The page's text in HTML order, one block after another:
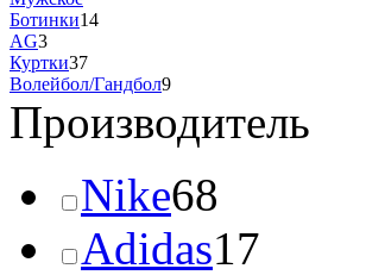
Ботинки14
AG3
Куртки37
Волейбол/Гандбол9
Производитель
Nike68
Adidas17